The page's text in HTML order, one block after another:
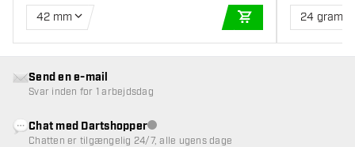
42 mm
TILFØJ TIL KURV
24 gram
Send en e-mail
Svar inden for 1 arbejdsdag
Chat med DartshopperKundeservice ikke tilgængelig
Chatten er tilgængelig 24/7, alle ugens dage